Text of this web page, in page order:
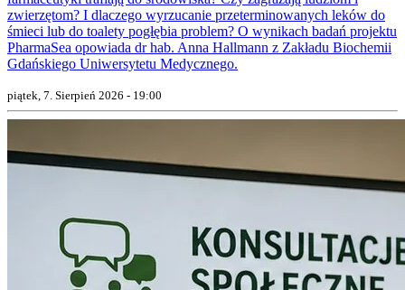
zwierzętom? I dlaczego wyrzucanie przeterminowanych leków do
śmieci lub do toalety pogłębia problem? O wynikach badań projektu
PharmaSea opowiada dr hab. Anna Hallmann z Zakładu Biochemii
Gdańskiego Uniwersytetu Medycznego.
piątek, 7. Sierpień 2026 - 19:00